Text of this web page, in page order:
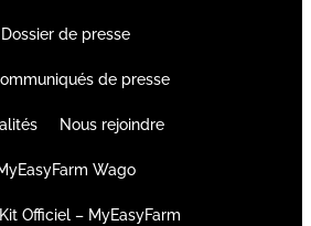
Dossier de presse
de presse
Nous rejoindre
Wago
Officiel – MyEasyFarm